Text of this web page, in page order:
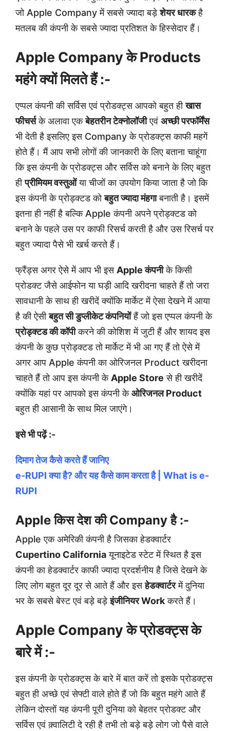
जो Apple Company में सबसे ज्यादा बड़ेशेयर धारकहै
मतलब की कंपनी के सबसे ज्यादा प्रतिशत के हिस्सेदार हैं।
Apple Company के Products
महंगे क्यों मिलते हैं :-
एप्पल कंपनी की सर्विस एवं प्रोडक्ट्स आपको बहुत हीखास
फीचर्सके अलावा एकबेहतरीन टेक्नोलॉजीएवं अच्छी परफॉर्मेंस
भी देती है इसलिए इस Company के प्रोडक्ट्स काफी महगें
होते हैं। मैं आप सभी लोगों की जानकारी के लिए बताना चाहूंगा
कि इस कंपनी के प्रोडक्ट्स और सर्विस को बनाने के लिए बहुत
हीप्रीमियम वस्तुओंया चीजों का उपयोग किया जाता है जो कि
इस कंपनी के प्रोड्क्टड कोबहुत ज्यादा मंहगाबनाती है। इसमें
इतना ही नहीं है बल्कि Apple कंपनी अपने प्रोड्क्टड को
बनाने के पहले उस पर काफी रिसर्च करती है और उस रिसर्च पर
बहुत ज्यादा पैसे भी खर्च करते हैं।
फ्रैंड्स अगर ऐसे में आप भी इस Apple कंपनीके किसी
प्रोडक्ट जैसे आईफोन या घड़ी आदि खरीदना चाहते हैं तो जरा
सावधानी के साथ ही खरीदें क्योंकि मार्केट में ऐसा देखने में आया
है की ऐसीबहुत सी डुप्लीकेट कंपनियोंहैं जो इस एप्पल कंपनी के
प्रोड्क्टड की कॉपीकरने की कोशिश में जुटी हैं और शायद इस
कंपनी के कुछ प्रोड्क्टड तो मार्केट में भी आ गए हैं तो ऐसे में
अगर आप Apple कंपनी का ओरिजनल Product खरीदना
चाहते हैं तो आप इस कंपनी के Apple Store से ही खरीदें
क्योंकि यहां पर आपको इस कंपनी केओरिजनल Product
बहुत ही आसानी के साथ मिल जाएंगे।
इसे भी पढ़ें :-
दिमाग तेज कैसे करते हैं जानिए
e-RUPI क्या है? और यह कैसे काम करता है | What is e-
RUPI
Apple किस देश की Company है :-
Apple एक अमेरिकी कंपनी है जिसका हेडक्वार्टर
Cupertino Californiaयूनाइटेड स्टेट में स्थित है इस
कंपनी का हेडक्वार्टर काफी ज्यादा प्रदर्शनीय है जिसे देखने के
लिए लोग बहुत दूर दूर से आते हैं और इसहेडक्वार्टरमें दुनिया
भर के सबसे बेस्ट एवं बड़े बड़ेइंजीनियर Workकरते हैं।
Apple Company के प्रोडक्ट्स के
बारे में :-
इस कंपनी के प्रोडक्ट्स के बारे में बात करें तो इसके प्रोडक्ट्स
बहुत ही अच्छे एवं सेफ्टी वाले होते हैं जो कि बहुत महंगे आते हैं
लेकिन दोस्तों यह कंपनी पूरी दुनिया को बेहतर प्रोडक्ट और
सर्विस एवं क़्वालिटी दे रही है तभी तो बड़े बड़े लोग जो पैसे वाले